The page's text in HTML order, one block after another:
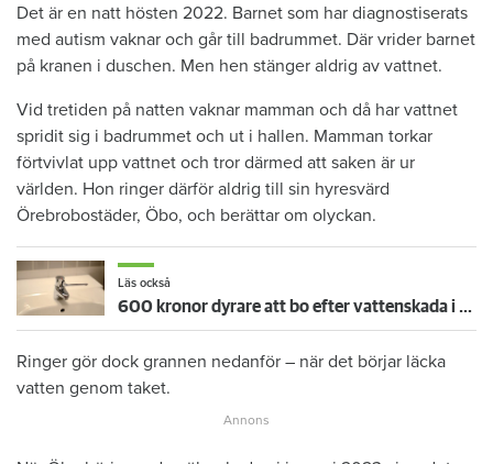
Det är en natt hösten 2022. Barnet som har diagnostiserats
med autism vaknar och går till badrummet. Där vrider barnet
på kranen i duschen. Men hen stänger aldrig av vattnet.
Vid tretiden på natten vaknar mamman och då har vattnet
spridit sig i badrummet och ut i hallen. Mamman torkar
förtvivlat upp vattnet och tror därmed att saken är ur
världen. Hon ringer därför aldrig till sin hyresvärd
Örebrobostäder, Öbo, och berättar om olyckan.
Läs också
600 kronor dyrare att bo efter vattenskada i Varberg
Ringer gör dock grannen nedanför – när det börjar läcka
vatten genom taket.